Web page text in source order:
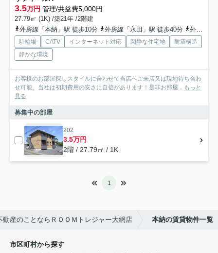
3.5万円 管理/共益費5,000円
27.79㎡ (1K) /築21年 /2階建
外房線「本納」駅 徒歩10分
外房線「永田」駅 徒歩40分 外房線「新茂原」駅 徒歩43分
駐輪場 CATV インターネット対応 閑静な住宅地
耐震構造
静かな環境
お客様のお部屋探しスタイルに合わせて当店へご来店又は現地待ち合わ
せ可能。当社は初期費用の安さに自信があります！是非お部屋... もっと
見る
募集中の部屋
202
3.5万円
2階 / 27.79㎡ / 1K
1
動産のことならＲＯＯＭトレジャー大網店 本納の賃貸物件一覧
市区町村から探す